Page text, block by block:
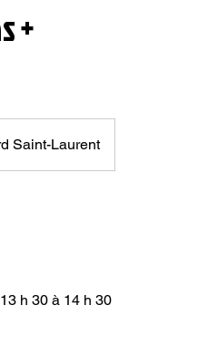
+
Saint-Laurent
h 30 à 14 h 30